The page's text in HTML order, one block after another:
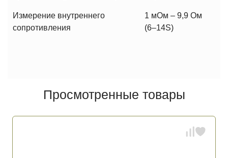
Измерение внутреннего
сопротивления
1 мОм – 9,9 Ом
(6–14S)
Просмотренные товары